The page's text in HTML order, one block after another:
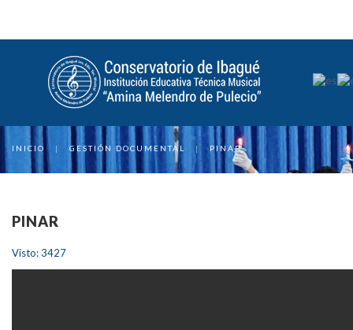
INICIO | GESTIÓN DOCUMENTAL | PINAR
PINAR
Visto: 3427